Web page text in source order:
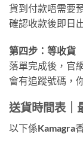
貨到付款唔需要
確認收款後即日
第四步：等收貨
落單完成後，官
會有追蹤號碼，
送貨時間表｜
以下係Kamagra